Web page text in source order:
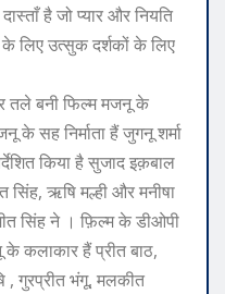
है जो प्यार और नियति
लिए उत्सुक दर्शकों के लिए
तले बनी फिल्म मजनू के
के सह निर्माता हैं जुगनू शर्मा
किया है सुजाद इक़बाल
ऋषि मल्ही और मनीषा
सिंह ने । फ़िल्म के डीओपी
कलाकार हैं प्रीत बाठ,
, गुरप्रीत भंगू, मलकीत